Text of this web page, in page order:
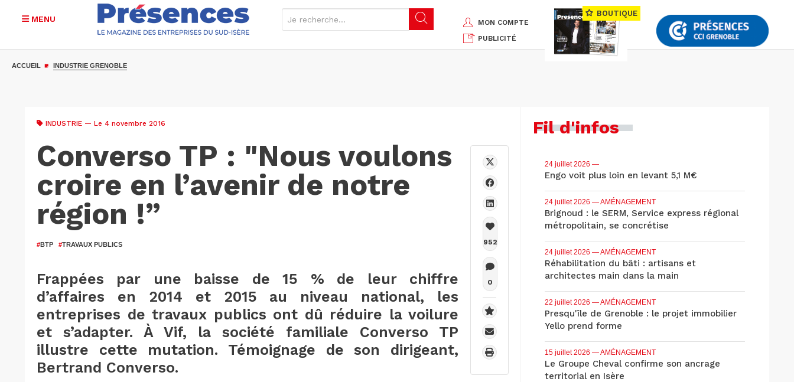
MENU
MON COMPTE
PUBLICITÉ
BOUTIQUE
ACCUEIL INDUSTRIE GRENOBLE
INDUSTRIE — Le 4 novembre 2016
Converso TP : "Nous voulons
croire en l’avenir de notre
région !”
#BTP #TRAVAUX PUBLICS
Frappées par une baisse de 15 % de leur chiffre
d’affaires en 2014 et 2015 au niveau national, les
entreprises de travaux publics ont dû réduire la voilure
et s’adapter. À Vif, la société familiale Converso TP
illustre cette mutation. Témoignage de son dirigeant,
Bertrand Converso.
952
0
Fil d'infos
24 juillet 2026 —
Engo voit plus loin en levant 5,1 M€
24 juillet 2026 — AMÉNAGEMENT
Brignoud : le SERM, Service express régional
métropolitain, se concrétise
24 juillet 2026 — AMÉNAGEMENT
Réhabilitation du bâti : artisans et
architectes main dans la main
22 juillet 2026 — AMÉNAGEMENT
Presqu'île de Grenoble : le projet immobilier
Yello prend forme
15 juillet 2026 — AMÉNAGEMENT
Le Groupe Cheval confirme son ancrage
territorial en Isère